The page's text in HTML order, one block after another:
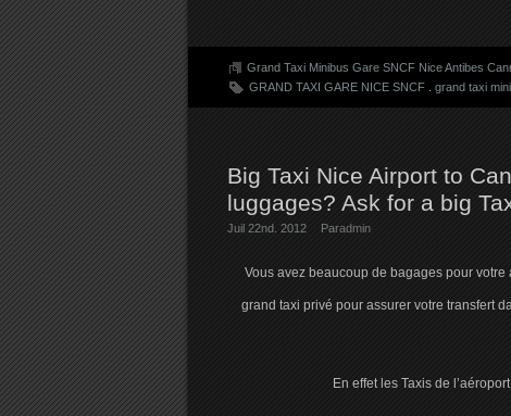
Grand Taxi Minibus Gare SNCF Nice Antibes
GRAND TAXI GARE NICE SNCF
grand taxi
Big Taxi Nice Airport to
luggages? Ask for a big
Juil 22nd. 2012 Paradmin
Vous avez beaucoup de bagages pour
grand taxi privé pour assurer votre transfert
En effet les Taxis de